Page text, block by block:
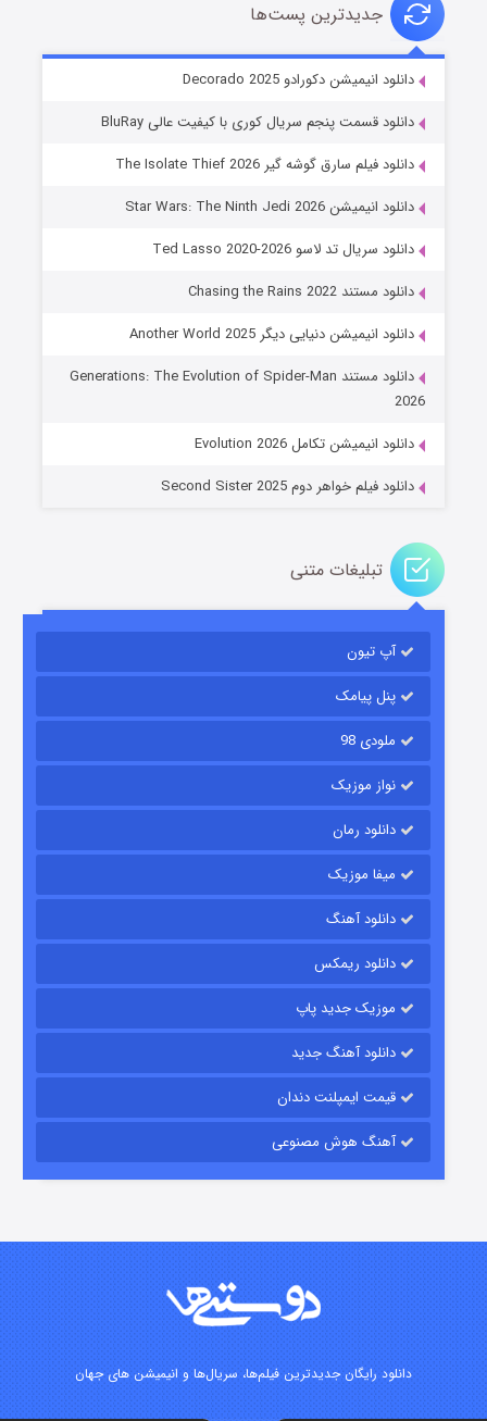
خاندان اژدها فصل ۳
جادوگری در مغولستان
قسمت۱۴ (زیرنویس) منتشر شد
باب اسفنجی فصل ۱۷
قسمت۶ (زیرنویس) منتشر شد
قسمت۱۵ (دوبله) منتشر شد
جدیدترین پست‌ها
دانلود انیمیشن دکورادو Decorado 2025
دانلود قسمت پنجم سریال کوری با کیفیت عالی BluRay
دانلود فیلم سارق گوشه گیر The Isolate Thief 2026
دانلود انیمیشن Star Wars: The Ninth Jedi 2026
دانلود سریال تد لاسو Ted Lasso 2020-2026
دانلود مستند Chasing the Rains 2022
دانلود انیمیشن دنیایی دیگر Another World 2025
دانلود مستند Generations: The Evolution of Spider-Man
2026
دانلود انیمیشن تکامل Evolution 2026
دانلود فیلم خواهر دوم Second Sister 2025
تبلیغات متنی
آپ تیون
پنل پیامک
ملودی 98
نواز موزیک
دانلود رمان
میفا موزیک
دانلود آهنگ
دانلود ریمکس
موزیک جدید پاپ
دانلود آهنگ جدید
قیمت ایمپلنت دندان
آهنگ هوش مصنوعی
دانلود رایگان جدیدترین فیلم‌ها، سریال‌ها و انیمیشن های جهان